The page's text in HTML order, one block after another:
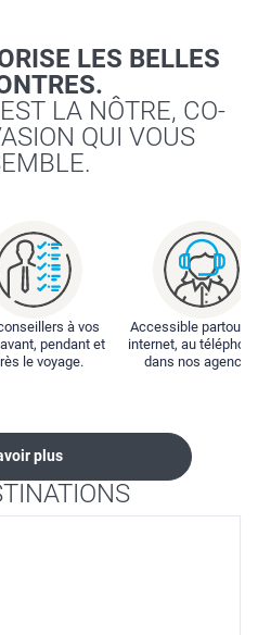
LES BELLES
LA NÔTRE, CO-
QUI VOUS
à vos
pendant et
le voyage.
Accessible partout :
internet, au
dans nos
plus